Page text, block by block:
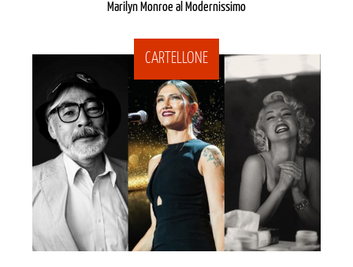
Marilyn Monroe al Modernissimo
CARTELLONE